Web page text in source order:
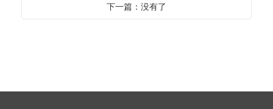
下一篇：没有了